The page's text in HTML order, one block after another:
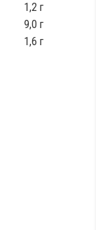
1,2 г
9,0 г
1,6 г